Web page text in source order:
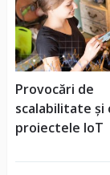
Provocări de
scalabilitate și
proiectele IoT